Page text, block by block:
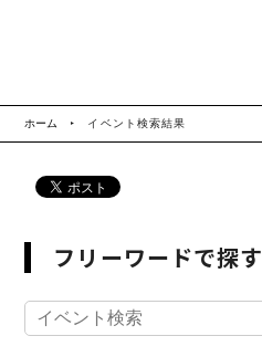
ホーム イベント検索結果
フリーワードで探す